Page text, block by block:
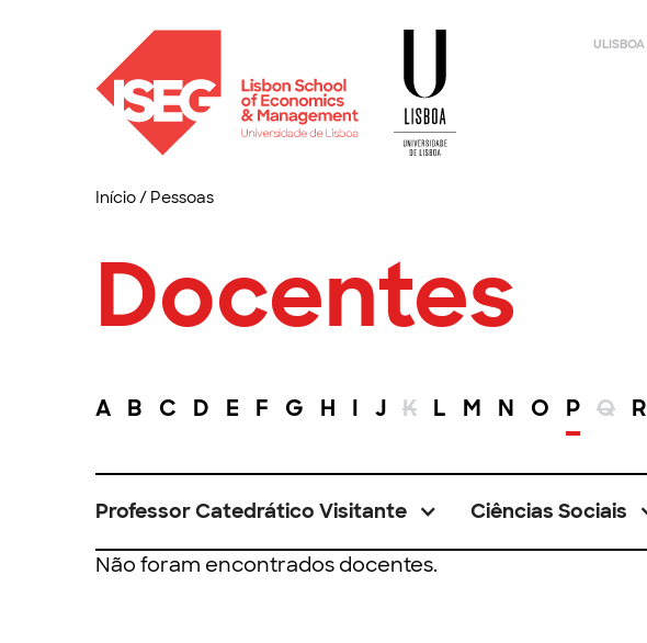
ULISBOA
Início/ Pessoas
Docentes
A B C D E F G H I J K L M N O P Q R
Professor Catedrático Visitante Ciências Sociais
Não foram encontrados docentes.